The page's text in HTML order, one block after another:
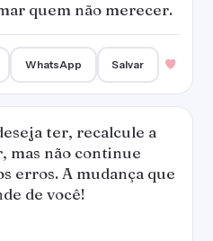
WhatsApp Salvar
ano que se passou, o
de mudar suas
WhatsApp